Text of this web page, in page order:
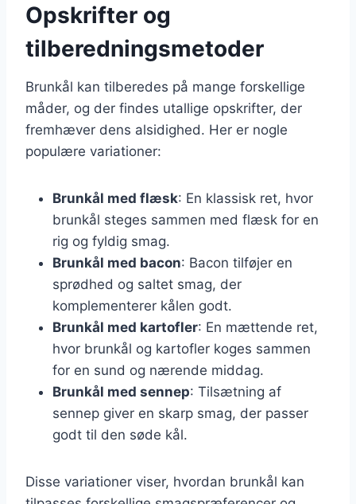
Opskrifter og
tilberedningsmetoder
Brunkål kan tilberedes på mange forskellige
måder, og der findes utallige opskrifter, der
fremhæver dens alsidighed. Her er nogle
populære variationer:
Brunkål med flæsk: En klassisk ret, hvor
brunkål steges sammen med flæsk for en
rig og fyldig smag.
Brunkål med bacon: Bacon tilføjer en
sprødhed og saltet smag, der
komplementerer kålen godt.
Brunkål med kartofler: En mættende ret,
hvor brunkål og kartofler koges sammen
for en sund og nærende middag.
Brunkål med sennep: Tilsætning af
sennep giver en skarp smag, der passer
godt til den søde kål.
Disse variationer viser, hvordan brunkål kan